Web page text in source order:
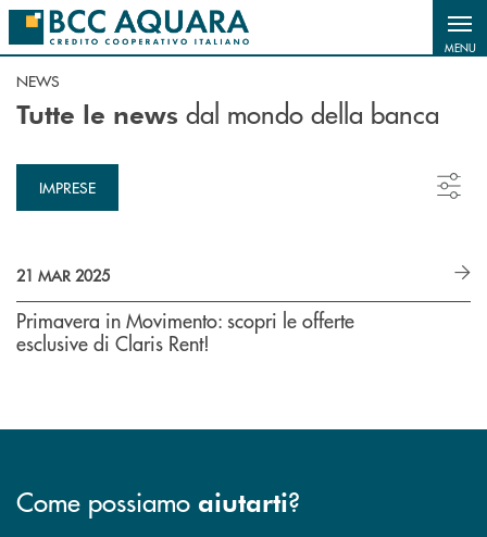
Salta al contenuto principale
MENU
NEWS
Tutte le news dal mondo della banca
IMPRESE
21 MAR 2025
Primavera in Movimento: scopri le offerte
esclusive di Claris Rent!
Come possiamo aiutarti?